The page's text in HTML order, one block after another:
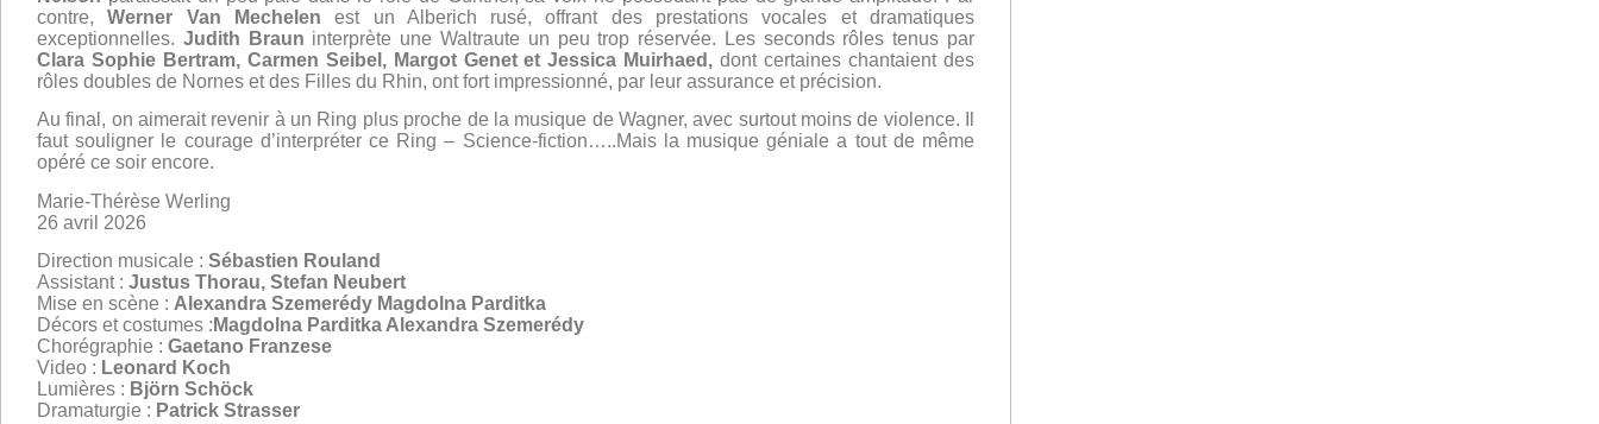
contre,Werner Van Mechelen est un Alberich rusé, offrant des prestations vocales et dramatiques
exceptionnelles. Judith Braun interprète une Waltraute un peu trop réservée. Les seconds rôles tenus par
Clara Sophie Bertram, Carmen Seibel, Margot Genet et Jessica Muirhaed, dont certaines chantaient des
rôles doubles de Nornes et des Filles du Rhin, ont fort impressionné, par leur assurance et précision.
Au final, on aimerait revenir à un Ring plus proche de la musique de Wagner, avec surtout moins de violence. Il
faut souligner le courage d’interpréter ce Ring – Science-fiction…..Mais la musique géniale a tout de même
opéré ce soir encore.
Marie-Thérèse Werling
26 avril 2026
Direction musicale : Sébastien Rouland
Assistant : Justus Thorau, Stefan Neubert
Mise en scène : Alexandra Szemerédy Magdolna Parditka
Décors et costumes : Magdolna Parditka Alexandra Szemerédy
Chorégraphie : Gaetano Franzese
Video : Leonard Koch
Lumières : Björn Schöck
Dramaturgie : Patrick Strasser